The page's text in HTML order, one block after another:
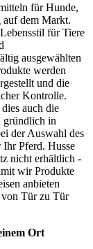
für Hunde,
auf dem Markt.
für Tiere
ausgewählten
werden
und die
Kontrolle.
auch die
gründlich in
der Auswahl des
Pferd. Husse
nicht erhältlich -
wir Produkte
anbieten
Tür zu Tür
Ort